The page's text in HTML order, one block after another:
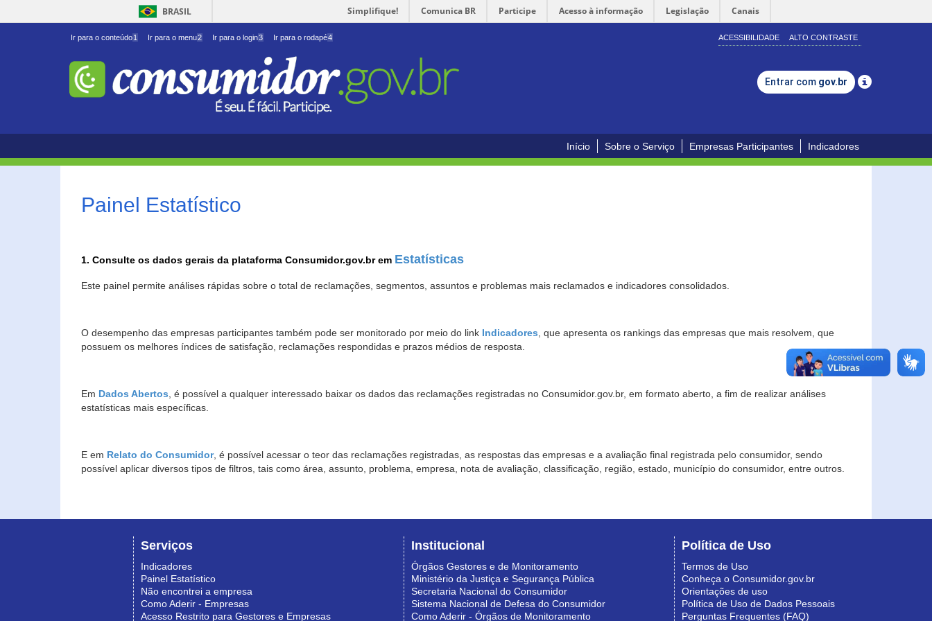
BRASIL Simplifique! Comunica BR Participe Acesso à informação Legislação Canais
Ir para o conteúdo1 Ir para o menu2 Ir para o login3 Ir para o rodapé4 ACESSIBILIDADE ALTO CONTRASTE
Entrar com gov.br
Início Sobre o Serviço Empresas Participantes Indicadores
Painel Estatístico
1. Consulte os dados gerais da plataforma Consumidor.gov.br em Estatísticas
Este painel permite análises rápidas sobre o total de reclamações, segmentos, assuntos e problemas mais reclamados e indicadores consolidados.
O desempenho das empresas participantes também pode ser monitorado por meio do link Indicadores, que apresenta os rankings das empresas que mais resolvem, que
possuem os melhores índices de satisfação, reclamações respondidas e prazos médios de resposta.
Em Dados Abertos, é possível a qualquer interessado baixar os dados das reclamações registradas no Consumidor.gov.br, em formato aberto, a fim de realizar análises
estatísticas mais específicas.
E em Relato do Consumidor, é possível acessar o teor das reclamações registradas, as respostas das empresas e a avaliação final registrada pelo consumidor, sendo
possível aplicar diversos tipos de filtros, tais como área, assunto, problema, empresa, nota de avaliação, classificação, região, estado, município do consumidor, entre outros.
Serviços
Indicadores
Painel Estatístico
Não encontrei a empresa
Como Aderir - Empresas
Acesso Restrito para Gestores e Empresas
Institucional
Órgãos Gestores e de Monitoramento
Ministério da Justiça e Segurança Pública
Secretaria Nacional do Consumidor
Sistema Nacional de Defesa do Consumidor
Como Aderir - Órgãos de Monitoramento
Política de Uso
Termos de Uso
Conheça o Consumidor.gov.br
Orientações de uso
Política de Uso de Dados Pessoais
Perguntas Frequentes (FAQ)